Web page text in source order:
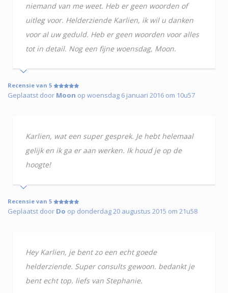
niemand van me weet. Heb er geen woorden of
uitleg voor. Helderziende Karlien, ik wil u danken
voor al uw geduld. Heb er geen woorden voor alles
tot in detail. Nog een fijne woensdag, Moon.
Recensie van 5
Geplaatst door Moon op woensdag 6 januari 2016 om 10u57
Karlien, wat een super gesprek. Je hebt helemaal
gelijk en ik ga er aan werken. Ik houd je op de
hoogte!
Recensie van 5
Geplaatst door Do op donderdag 20 augustus 2015 om 21u58
Hey Karlien, je bent zo een echt goede
helderziende. Super consults gewoon. bedankt je
bent echt top. liefs van Stephanie.